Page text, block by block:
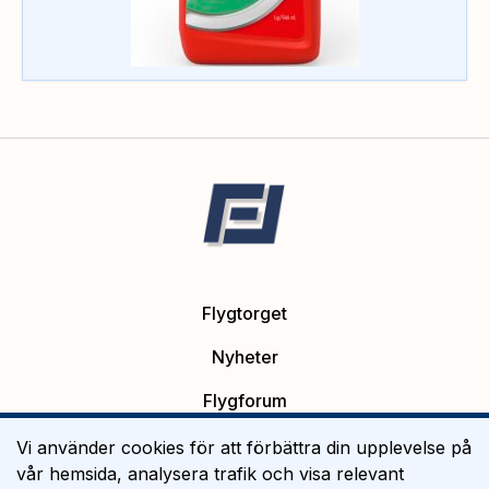
Flygtorget
Nyheter
Flygforum
Platsannonser
Vi använder cookies för att förbättra din upplevelse på
vår hemsida, analysera trafik och visa relevant